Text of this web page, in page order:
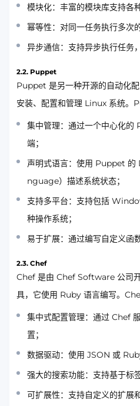
模块化：丰富的模块库支持各
幂等性：对同一任务执行多次
异步通信：支持异步执行任务
2.2. Puppet
Puppet 是另一种开源的自动化
安装、配置和管理 Linux 系统。
集中管理：通过一个中心化的
端；
声明式语言：使用 Puppet
nguage）描述系统状态；
支持多平台：支持包括
种操作系统；
易于扩展：通过编写自定义函
2.3. Chef
Chef 是由 Chef Software 公司
具，它使用 Ruby 语言编写。
集中式配置管理：通过 Chef
置；
数据驱动：使用 JSON 或
强大的搜索功能：支持基于标
可扩展性：支持自定义的扩展